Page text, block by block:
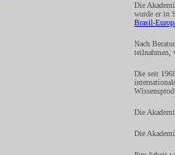
Die
wurde er in
Brasil-
Nach
teilnahmen,
Die seit
Die
Die